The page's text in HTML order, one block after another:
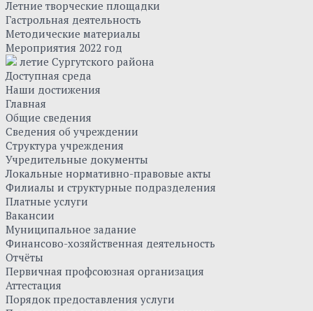
Летние творческие площадки
Гастрольная деятельность
Методические материалы
Мероприятия 2022 год
летие Сургутского района
Доступная среда
Наши достижения
Главная
Общие сведения
Сведения об учреждении
Структура учреждения
Учредительные документы
Локальные нормативно-правовые акты
Филиалы и структурные подразделения
Платные услуги
Вакансии
Муниципальное задание
Финансово-хозяйственная деятельность
Отчёты
Первичная профсоюзная организация
Аттестация
Порядок предоставления услуги